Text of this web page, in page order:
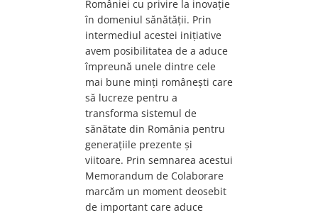
României cu privire la inovație
în domeniul sănătății. Prin
intermediul acestei inițiative
avem posibilitatea de a aduce
împreună unele dintre cele
mai bune minți românești care
să lucreze pentru a
transforma sistemul de
sănătate din România pentru
generațiile prezente și
viitoare. Prin semnarea acestui
Memorandum de Colaborare
marcăm un moment deosebit
de important care aduce